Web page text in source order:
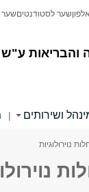
ע"ש
אלפוןשער לסטודנטיםשער
ושירותים |
נוירולוגיות